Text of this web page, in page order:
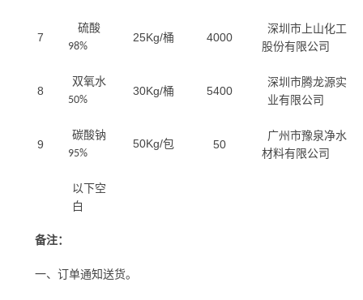
7
硫酸
98%
25Kg/桶 4000
深圳市上山化工
股份有限公司
8
双氧水
50%
30Kg/桶 5400
深圳市腾龙源实
业有限公司
9
碳酸钠
95%
50Kg/包 50
广州市豫泉净水
材料有限公司
以下空
白
备注：
一、订单通知送货。